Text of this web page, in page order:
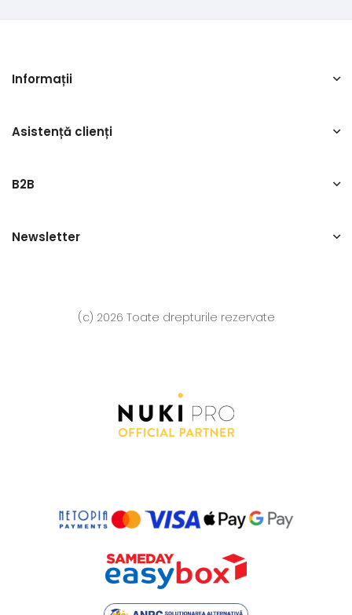
Informații
Asistență clienți
B2B
Newsletter
(c) 2026 Toate drepturile rezervate